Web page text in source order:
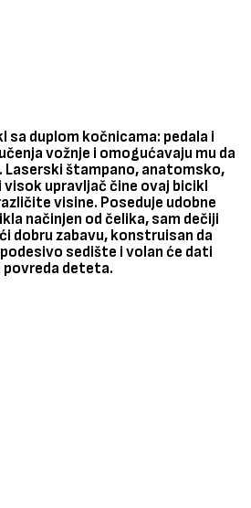
duplom kočnicama: pedala i
vožnje i omogućavaju mu da
Laserski štampano, anatomsko,
upravljač čine ovaj bicikl
visine. Poseduje udobne
načinjen od čelika, sam dečiji
dobru zabavu, konstruisan da
sedište i volan će dati
deteta.